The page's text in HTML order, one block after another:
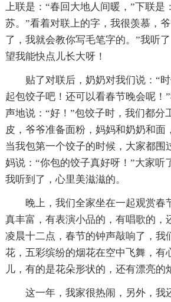
上联是：“春回大地人间暖，”下联是
苏。”看着对联上的字，我很羡慕，
了，我就会教你写毛笔字的。”我听
望我能快点儿长大呀！
贴了对联后，奶奶对我们说：“
起包饺子吧！还可以看春节晚会呢！
声地说：“好！”包饺子时，我们都分
皮，爷爷准备面粉，妈妈和奶奶和面
当我包第一个饺子的时候，大家都围
妈说：“你包的饺子真好呀！”大家听
我听到了，心里美滋滋的。
晚上，我们全家坐在一起观赏春
真丰富，有表演小品的，有唱歌的
凌晨十二点，春节的钟声敲响了，我
花，五彩缤纷的烟花在空中飞舞，有
儿，有的是花朵形状的，还有漂亮的
这一年，我家很热闹，另外，我